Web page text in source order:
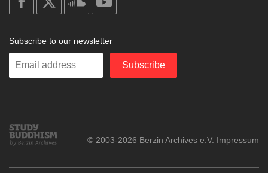
facebook
soundcloud
Subscribe to our newsletter
Enter
Subscribe
Study
Buddhism
© 2003-2026 Berzin Archives e.V. Impressum